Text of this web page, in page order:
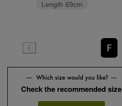
Length 69cm
F
Check the recommended size